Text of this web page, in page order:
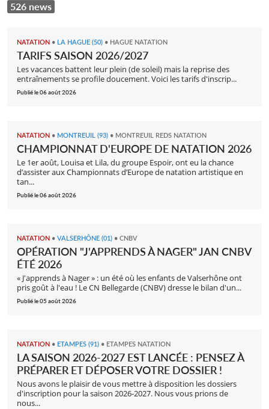
526 news
NATATION • LA HAGUE (50) • HAGUE NATATION
TARIFS SAISON 2026/2027
Les vacances battent leur plein (de soleil) mais la reprise des
entraînements se profile doucement. Voici les tarifs d'inscrip...
Publié le 06 août 2026
NATATION • MONTREUIL (93) • MONTREUIL REDS NATATION
CHAMPIONNAT D'EUROPE DE NATATION 2026
Le 1er août, Louisa et Lila, du groupe Espoir, ont eu la chance
d’assister aux Championnats d’Europe de natation artistique en
tan...
Publié le 06 août 2026
NATATION • VALSERHÔNE (01) • CNBV
OPÉRATION "J'APPRENDS À NAGER" JAN CNBV
ÉTÉ 2026
« J'apprends à Nager » : un été où les enfants de Valserhône ont
pris goût à l'eau ! Le CN Bellegarde (CNBV) dresse le bilan d'un...
Publié le 05 août 2026
NATATION • ETAMPES (91) • ETAMPES NATATION
LA SAISON 2026-2027 EST LANCÉE : PENSEZ À
PRÉPARER ET DÉPOSER VOTRE DOSSIER !
Nous avons le plaisir de vous mettre à disposition les dossiers
d'inscription pour la saison 2026-2027. Nous vous prions de
nous...